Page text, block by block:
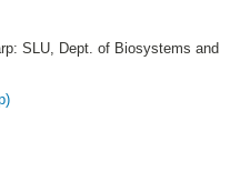
SLU, Dept. of Biosystems and